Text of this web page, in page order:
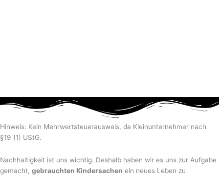
Hinweis: Kein Mehrwertsteuerausweis, da Kleinunternehmer nach
§19 (1) UStG.
Nachhaltigkeit ist uns wichtig. Deshalb haben wir es uns zur Aufgabe
gemacht, gebrauchten Kindersachen ein neues Leben zu